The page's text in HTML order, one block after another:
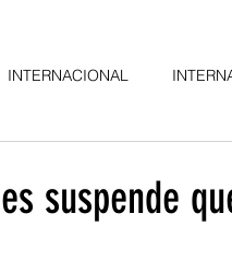
INTERNACIONAL
suspende